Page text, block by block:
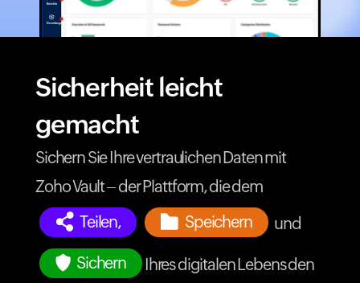
Berichte
Einstellungen
Sicherheit leicht
gemacht
Sichern Sie Ihre vertraulichen Daten mit
Zoho Vault – der Plattform, die dem
Teilen,
Speichern und
Sichern
Ihres digitalen Lebens den